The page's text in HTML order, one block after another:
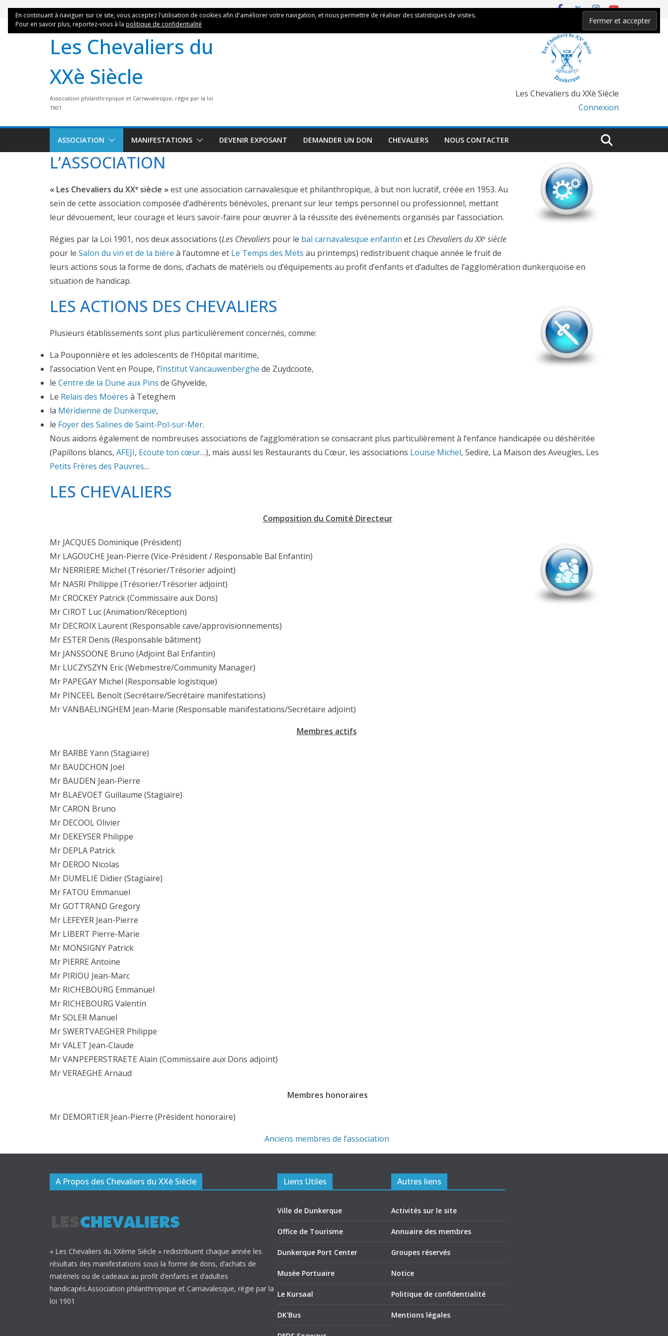
Skip
content
Les Chevaliers du
XXè Siècle
Association philanthropique et Carnavalesque, régie par la loi
1901
Les Chevaliers du XXè Siècle
Connexion
ASSOCIATION MANIFESTATIONS DEVENIR EXPOSANT DEMANDER UN DON CHEVALIERS NOUS CONTACTER
L’ASSOCIATION
« Les Chevaliers du XXesiècle »est une association carnavalesque et philanthropique, à but non lucratif, créée en 1953. Au
sein de cette association composée d’adhérents bénévoles, prenant sur leur temps personnel ou professionnel, mettant
leur dévouement, leur courage et leurs savoir-faire pour œuvrer à la réussite des événements organisés par l’association.
Régies par la Loi 1901, nos deux associations (Les Chevalierspour le bal carnavalesque enfantin etLes Chevaliers du XXesiècle
pour le Salon du vin et de la bière à l’automne et Le Temps des Mets au printemps) redistribuent chaque année le fruit de
leurs actions sous la forme de dons, d’achats de matériels ou d’équipements au profit d’enfants et d’adultes de l’agglomération dunkerquoise en
situation de handicap.
LES ACTIONS DES CHEVALIERS
Plusieurs établissements sont plus particulièrement concernés, comme:
La Pouponnière et les adolescents de l’Hôpital maritime,
l’association Vent en Poupe, l’Institut Vancauwenberghe de Zuydcoote,
le Centre de la Dune aux Pins de Ghyvelde,
Le Relais des Moëres à Teteghem
la Méridienne de Dunkerque,
le Foyer des Salines de Saint-Pol-sur-Mer.
Nous aidons également de nombreuses associations de l’agglomération se consacrant plus particulièrement à l’enfance handicapée ou déshéritée
(Papillons blancs, AFEJI, Ecoute ton cœur…), mais aussi les Restaurants du Cœur, les associations Louise Michel, Sedire, La Maison des Aveugles, Les
Petits Frères des Pauvres…
LES CHEVALIERS
Composition du Comité Directeur
Mr JACQUES Dominique (Président)
Mr LAGOUCHE Jean-Pierre (Vice-Président / Responsable Bal Enfantin)
Mr NERRIERE Michel (Trésorier/Trésorier adjoint)
Mr NASRI Philippe (Trésorier/Trésorier adjoint)
Mr CROCKEY Patrick (Commissaire aux Dons)
Mr CIROT Luc (Animation/Réception)
Mr DECROIX Laurent (Responsable cave/approvisionnements)
Mr ESTER Denis (Responsable bâtiment)
Mr JANSSOONE Bruno (Adjoint Bal Enfantin)
Mr LUCZYSZYN Eric (Webmestre/Community Manager)
Mr PAPEGAY Michel (Responsable logistique)
Mr PINCEEL Benoît (Secrétaire/Secrétaire manifestations)
Mr VANBAELINGHEM Jean-Marie (Responsable manifestations/Secrétaire adjoint)
Membres actifs
Mr BARBE Yann (Stagiaire)
Mr BAUDCHON Joël
Mr BAUDEN Jean-Pierre
Mr BLAEVOET Guillaume (Stagiaire)
Mr CARON Bruno
Mr DECOOL Olivier
Mr DEKEYSER Philippe
Mr DEPLA Patrick
Mr DEROO Nicolas
Mr DUMELIE Didier (Stagiaire)
Mr FATOU Emmanuel
Mr GOTTRAND Gregory
Mr LEFEYER Jean-Pierre
Mr LIBERT Pierre-Marie
Mr MONSIGNY Patrick
Mr PIERRE Antoine
Mr PIRIOU Jean-Marc
Mr RICHEBOURG Emmanuel
Mr RICHEBOURG Valentin
Mr SOLER Manuel
Mr SWERTVAEGHER Philippe
Mr VALET Jean-Claude
Mr VANPEPERSTRAETE Alain (Commissaire aux Dons adjoint)
Mr VERAEGHE Arnaud
Membres honoraires
Mr DEMORTIER Jean-Pierre (Président honoraire)
Anciens membres de l’association
A Propos des Chevaliers du XXè Siècle
« Les Chevaliers du XXème Siècle » redistribuent chaque année les
résultats des manifestations sous la forme de dons, d’achats de
matériels ou de cadeaux au profit d’enfants et d’adultes
handicapés.Association philanthropique et Carnavalesque, régie par la
loi 1901
Liens Utiles
Ville de Dunkerque
Office de Tourisme
Dunkerque Port Center
Musée Portuaire
Le Kursaal
DK'Bus
Autres liens
Activités sur le site
Annuaire des membres
Groupes réservés
Notice
Politique de confidentialité
Mentions légales
En continuant à naviguer sur ce site, vous acceptez l'utilisation de cookies afin d'améliorer votre navigation, et nous permettre de réaliser des statistiques de visites.
Pour en savoir plus, reportez-vous à la politique de confidentialité